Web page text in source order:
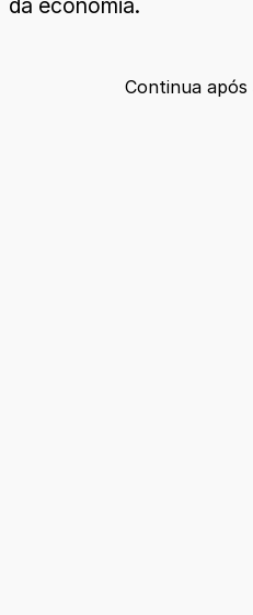
da economia.
Continua após